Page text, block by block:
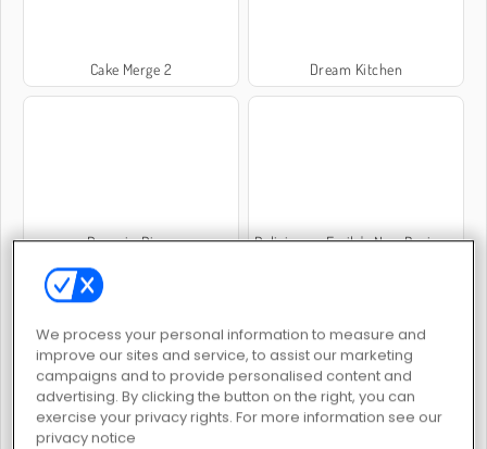
Cake Merge 2 Dream Kitchen
Penguin Diner Delicious - Emily's New Beginning
Piece of Cake: Merge and Bake Red Velvet Cake: École de cuisine de Sara
We process your personal information to measure and
improve our sites and service, to assist our marketing
campaigns and to provide personalised content and
advertising. By clicking the button on the right, you can
exercise your privacy rights. For more information see our
privacy notice